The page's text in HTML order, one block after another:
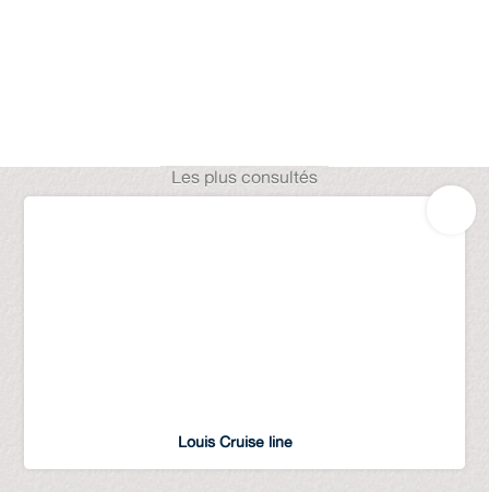
Les plus consultés
Louis Cruise line